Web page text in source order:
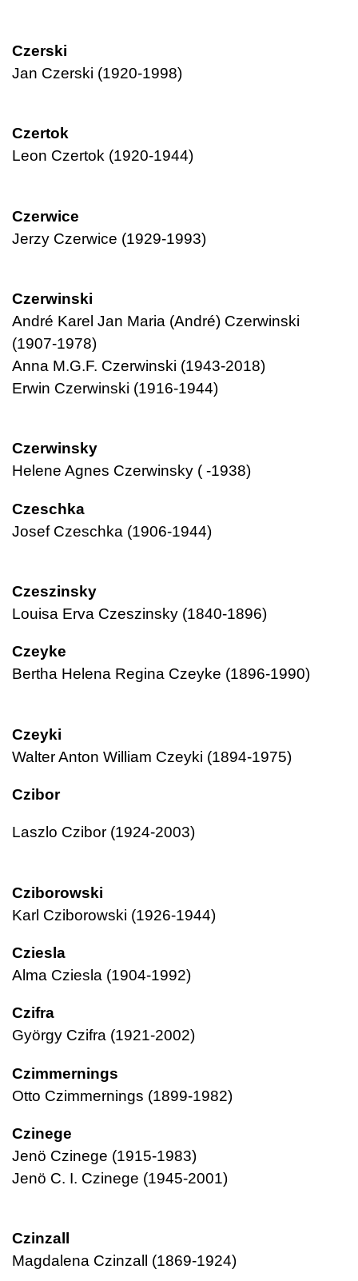
Czerski
Jan Czerski (1920-1998)
Czertok
Leon Czertok (1920-1944)
Czerwice
Jerzy Czerwice (1929-1993)
Czerwinski
André Karel Jan Maria (André) Czerwinski
(1907-1978)
Anna M.G.F. Czerwinski (1943-2018)
Erwin Czerwinski (1916-1944)
Czerwinsky
Helene Agnes Czerwinsky ( -1938)
Czeschka
Josef Czeschka (1906-1944)
Czeszinsky
Louisa Erva Czeszinsky (1840-1896)
Czeyke
Bertha Helena Regina Czeyke (1896-1990)
Czeyki
Walter Anton William Czeyki (1894-1975)
Czibor
Laszlo Czibor (1924-2003)
Cziborowski
Karl Cziborowski (1926-1944)
Cziesla
Alma Cziesla (1904-1992)
Czifra
György Czifra (1921-2002)
Czimmernings
Otto Czimmernings (1899-1982)
Czinege
Jenö Czinege (1915-1983)
Jenö C. I. Czinege (1945-2001)
Czinzall
Magdalena Czinzall (1869-1924)